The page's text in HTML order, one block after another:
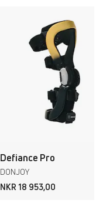
Defiance Pro
DONJOY
NKR 18 953,00